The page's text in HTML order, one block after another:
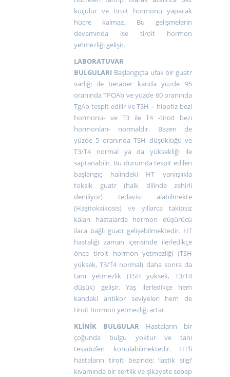
küçülür ve tiroit hormonu yapacak
hücre kalmaz. Bu gelişmelerin
devamında ise tiroit hormon
yetmezliği gelişir.
LABORATUVAR
BULGULARI Başlangıçta ufak bir guatr
varlığı ile beraber kanda yüzde 95
oranında TPOAb ve yüzde 60 oranında
TgAb tespit edilir ve TSH – hipofiz bezi
hormonu- ve T3 ile T4 -tiroit bezi
hormonları- normaldir. Bazen de
yüzde 5 oranında TSH düşüklüğü ve
T3/T4 normal ya da yüksekliği ile
saptanabilir. Bu durumda tespit edilen
başlangıç halindeki HT yanlışlıkla
toksik guatr (halk dilinde zehirli
deniliyor) tedavisi alabilmekte
(Haşitoksikosis) ve yıllarca takipsiz
kalan hastalarda hormon düşürücü
ilaca bağlı guatr gelişebilmektedir. HT
hastalığı zaman içerisinde ilerledikçe
önce tiroit hormon yetmezliği (TSH
yüksek, T3/T4 normal) daha sonra da
tam yetmezlik (TSH yüksek, T3/T4
düşük) gelişir. Yaş ilerledikçe hem
kandaki antikor seviyeleri hem de
tiroit hormon yetmezliği artar.
KLİNİK BULGULAR Hastaların bir
çoğunda bulgu yoktur ve tanı
tesadüfen konulabilmektedir. HT’li
hastaların tiroit bezinde; ‘lastik silgi’
kıvamında bir sertlik ve şikayete sebep